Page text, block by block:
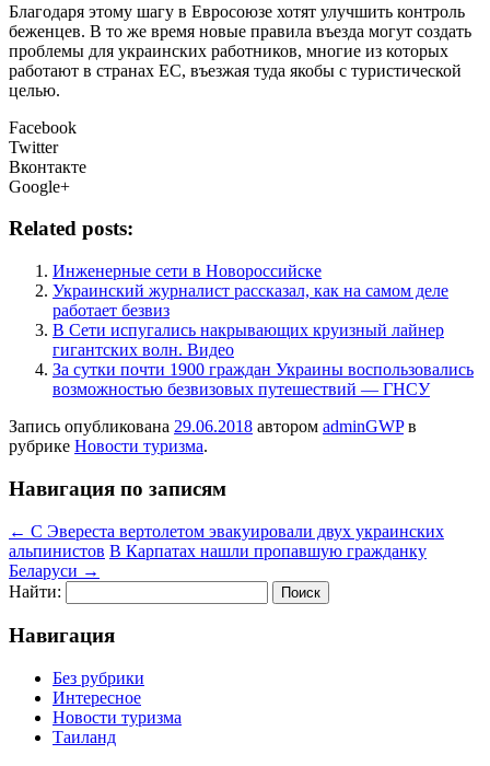
Благодаря этому шагу в Евросоюзе хотят улучшить контроль
беженцев. В то же время новые правила въезда могут создать
проблемы для украинских работников, многие из которых
работают в странах ЕС, въезжая туда якобы с туристической
целью.
Facebook
Twitter
Вконтакте
Google+
Related posts:
Инженерные сети в Новороссийске
Украинский журналист рассказал, как на самом деле
работает безвиз
В Сети испугались накрывающих круизный лайнер
гигантских волн. Видео
За сутки почти 1900 граждан Украины воспользовались
возможностью безвизовых путешествий — ГНСУ
Запись опубликована 29.06.2018 автором adminGWPв
рубрике Новости туризма.
Навигация по записям
← С Эвереста вертолетом эвакуировали двух украинских
альпинистов В Карпатах нашли пропавшую гражданку
Беларуси →
Найти:
Навигация
Без рубрики
Интересное
Новости туризма
Таиланд